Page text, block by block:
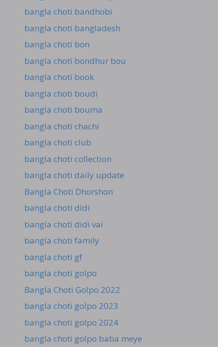
bangla choti bandhobi
bangla choti bangladesh
bangla choti bon
bangla choti bondhur bou
bangla choti book
bangla choti boudi
bangla choti bouma
bangla choti chachi
bangla choti club
bangla choti collection
bangla choti daily update
Bangla Choti Dhorshon
bangla choti didi
bangla choti didi vai
bangla choti family
bangla choti gf
bangla choti golpo
Bangla Choti Golpo 2022
bangla choti golpo 2023
bangla choti golpo 2024
bangla choti golpo baba meye